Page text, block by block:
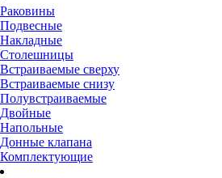
Раковины
Подвесные
Накладные
Столешницы
Встраиваемые сверху
Встраиваемые снизу
Полувстраиваемые
Двойные
Напольные
Донные клапана
Комплектующие